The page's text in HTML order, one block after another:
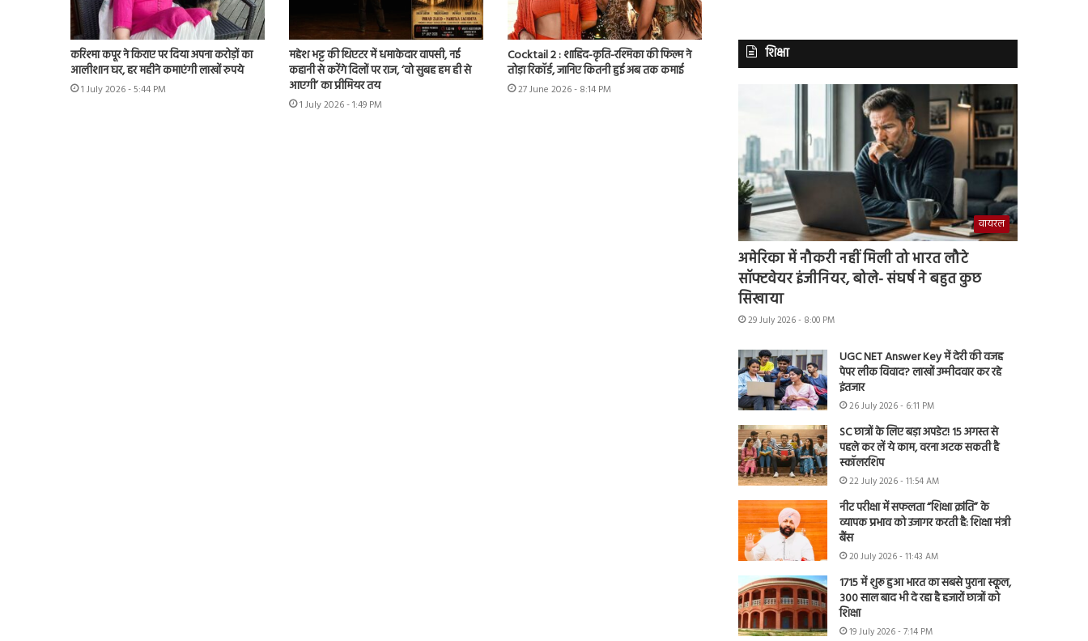
करिश्मा कपूर ने किराए पर दिया अपना करोड़ों का
आलीशान घर, हर महीने कमाएंगी लाखों रुपये
1 July 2026 - 5:44 PM
महेश भट्ट की थिएटर में धमाकेदार वापसी, नई
कहानी से करेंगे दिलों पर राज, ‘वो सुबह हम ही से
आएगी’ का प्रीमियर तय
1 July 2026 - 1:49 PM
Cocktail 2 : शाहिद-कृति-रश्मिका की फिल्म ने
तोड़ा रिकॉर्ड, जानिए कितनी हुई अब तक कमाई
27 June 2026 - 8:14 PM
शिक्षा
वायरल
अमेरिका में नौकरी नहीं मिली तो भारत लौटे
सॉफ्टवेयर इंजीनियर, बोले- संघर्ष ने बहुत कुछ
सिखाया
29 July 2026 - 8:00 PM
UGC NET Answer Key में देरी की वजह
पेपर लीक विवाद? लाखों उम्मीदवार कर रहे
इंतजार
26 July 2026 - 6:11 PM
SC छात्रों के लिए बड़ा अपडेट! 15 अगस्त से
पहले कर लें ये काम, वरना अटक सकती है
स्कॉलरशिप
22 July 2026 - 11:54 AM
नीट परीक्षा में सफलता “शिक्षा क्रांति” के
व्यापक प्रभाव को उजागर करती है: शिक्षा मंत्री
बैंस
20 July 2026 - 11:43 AM
1715 में शुरू हुआ भारत का सबसे पुराना स्कूल,
300 साल बाद भी दे रहा है हजारों छात्रों को
शिक्षा
19 July 2026 - 7:14 PM